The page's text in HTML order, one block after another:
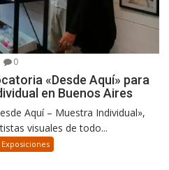
0
«Desde Aquí» para
en Buenos Aires
Aquí – Muestra Individual»,
visuales de todo...
Exposiciones